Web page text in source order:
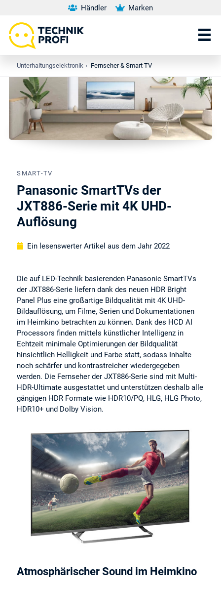
Händler Marken
Unterhaltungselektronik › Fernseher & Smart TV
SMART-TV
Panasonic SmartTVs der
JXT886-Serie mit 4K UHD-
Auflösung
Ein lesenswerter Artikel aus dem Jahr 2022
Die auf LED-Technik basierenden Panasonic SmartTVs
der JXT886-Serie liefern dank des neuen HDR Bright
Panel Plus eine großartige Bildqualität mit 4K UHD-
Bildauflösung, um Filme, Serien und Dokumentationen
im Heimkino betrachten zu können. Dank des HCD AI
Processors finden mittels künstlicher Intelligenz in
Echtzeit minimale Optimierungen der Bildqualität
hinsichtlich Helligkeit und Farbe statt, sodass Inhalte
noch schärfer und kontrastreicher wiedergegeben
werden. Die Fernseher der JXT886-Serie sind mit Multi-
HDR-Ultimate ausgestattet und unterstützen deshalb alle
gängigen HDR Formate wie HDR10/PQ, HLG, HLG Photo,
HDR10+ und Dolby Vision.
Atmosphärischer Sound im Heimkino